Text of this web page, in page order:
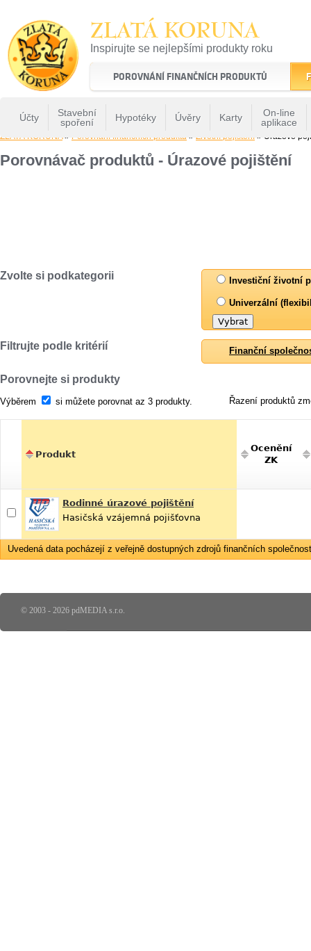
ZLATÁ KORUNA
Inspirujte se nejlepšími produkty roku
22 let tradice a kvality na finančním trhu
POROVNÁNÍ FINANČNÍCH PRODUKTŮ
Účty
Stavební
spoření
Hypotéky Úvěry Karty
On-line
aplikace
ZLATÁ KORUNA» Porovnání finančních produktů » Životní pojištění » Úrazové
Porovnávač produktů - Úrazové pojištění
Zvolte si podkategorii Investiční životní
Univerzální
Filtrujte podle kritérií Finanční
Porovnejte si produkty
Řazení produktů
Výběrem si můžete porovnat az 3 produkty.
Produkt
Ocenění
ZK
Rodinné úrazové pojištění
Hasičská vzájemná pojišťovna
Uvedená data pocházejí z veřejně dostupných zdrojů finančních
© 2003 - 2026 pdMEDIA s.r.o.